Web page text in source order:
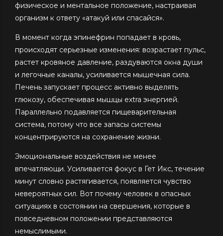
физическое и ментальное положение, настраивая
организм к ответу «атакуй или спасайся».
В момент когда эпинефрин попадает в кровь,
происходят серьезные изменения: возрастает пульс,
растет кровяное давление, раздуваются окна души
и легочные каналы, усиливается мышечная сила.
Печень запускает процесс активно выделять
глюкозу, обеспечивая мышцы extra энергией.
Параллельно подавляется пищеварительная
система, потому что все запасы системы
концентрируются на сохранение жизни.
Эмоциональные воздействия не менее
впечатляющи. Усиливается фокус в Гет Икс, течение
минут словно растягивается, появляется чувство
невероятных сил. Вот почему человек в опасных
ситуациях в состоянии на свершения, которые в
повседневном положении представляются
немыслимыми.